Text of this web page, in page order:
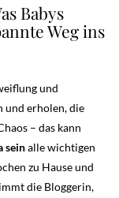
Babys
Weg ins
und
und erholen, die
– das kann
seinalle wichtigen
zu Hause und
die Bloggerin,